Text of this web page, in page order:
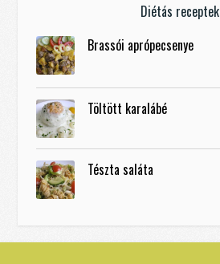
Diétás receptek
Brassói aprópecsenye
Töltött karalábé
Tészta saláta